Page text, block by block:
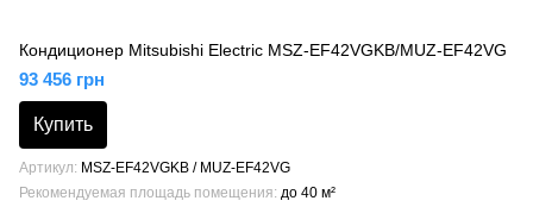
Кондиционер Mitsubishi Electric MSZ-EF42VGKB/MUZ-EF42VG
93 456 грн
Купить
Артикул
MSZ-EF42VGKB / MUZ-EF42VG
Рекомендуемая площадь помещения до 40 м²